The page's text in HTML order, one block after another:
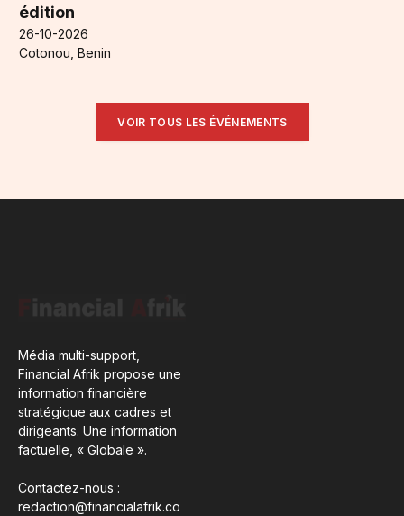
édition
26-10-2026
Cotonou, Benin
VOIR TOUS LES ÉVÉNEMENTS
Média multi-support,
Financial Afrik propose une
information financière
stratégique aux cadres et
dirigeants. Une information
factuelle, « Globale ».
Contactez-nous :
redaction@financialafrik.co